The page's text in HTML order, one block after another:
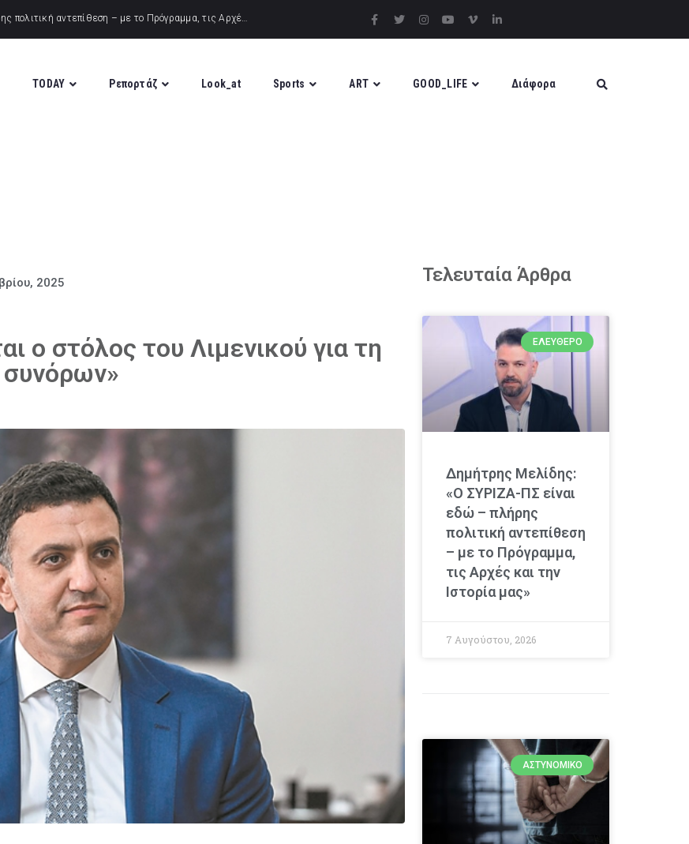
TODAY Ρεπορτάζ Look_at Sports ART GOOD_LIFE Διάφορα
2025
ο στόλος του Λιμενικού για τη
Τελευταία Άρθρα
ΕΛΕΎΘΕΡΟ
Δημήτρης Μελίδης:
«Ο ΣΥΡΙΖΑ-ΠΣ είναι
εδώ – πλήρης
πολιτική αντεπίθεση
– με το Πρόγραμμα,
τις Αρχές και την
Ιστορία μας»
7 Αυγούστου, 2026
ΑΣΤΥΝΟΜΙΚΌ